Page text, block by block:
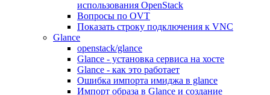
использования OpenStack
Вопросы по OVT
Показать строку подключения к VNC
Glance
openstack/glance
Glance - установка сервиса на хосте
Glance - как это работает
Ошибка импорта имиджа в glance
Импорт образа в Glance и создание